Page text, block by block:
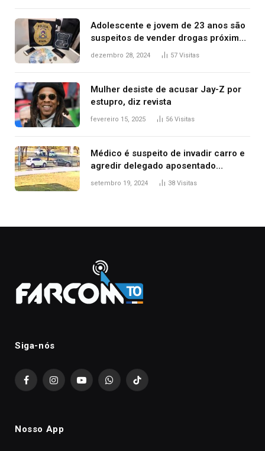
Adolescente e jovem de 23 anos são
suspeitos de vender drogas próximo
de delegacia e escola, diz polícia
dezembro 28, 2024 57 Visitas
Mulher desiste de acusar Jay-Z por
estupro, diz revista
fevereiro 15, 2025 56 Visitas
Médico é suspeito de invadir carro e
agredir delegado aposentado
durante confusão no trânsito
setembro 19, 2024 38 Visitas
Siga-nós
FacebookInstagramYouTubeWhatsAppTikTok
Nosso App